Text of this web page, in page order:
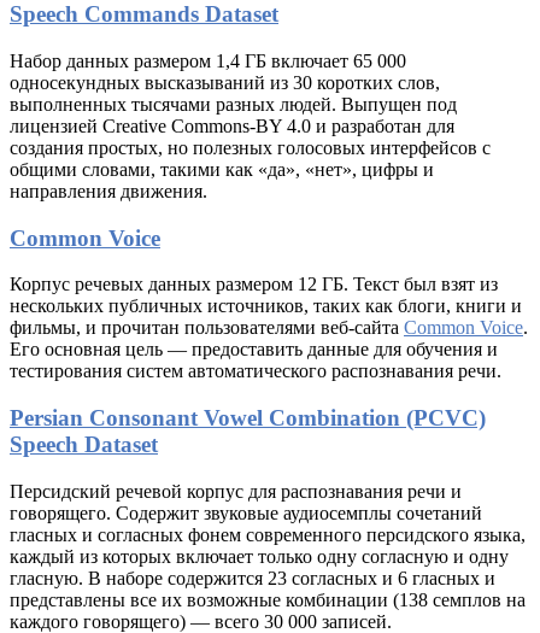
Speech Commands Dataset
Набор данных размером 1,4 ГБ включает 65 000
односекундных высказываний из 30 коротких слов,
выполненных тысячами разных людей. Выпущен под
лицензией Creative Commons-BY 4.0 и разработан для
создания простых, но полезных голосовых интерфейсов с
общими словами, такими как «да», «нет», цифры и
направления движения.
Common Voice
Корпус речевых данных размером 12 ГБ. Текст был взят из
нескольких публичных источников, таких как блоги, книги и
фильмы, и прочитан пользователями веб-сайта Common Voice.
Его основная цель — предоставить данные для обучения и
тестирования систем автоматического распознавания речи.
Persian Consonant Vowel Combination (PCVC)
Speech Dataset
Персидский речевой корпус для распознавания речи и
говорящего. Содержит звуковые аудиосемплы сочетаний
гласных и согласных фонем современного персидского языка,
каждый из которых включает только одну согласную и одну
гласную. В наборе содержится 23 согласных и 6 гласных и
представлены все их возможные комбинации (138 семплов на
каждого говорящего) — всего 30 000 записей.